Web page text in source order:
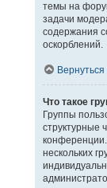
темы на
задачи
содержания
оскорблений.
Вернуться
Что такое
Группы
структурные
нескольких